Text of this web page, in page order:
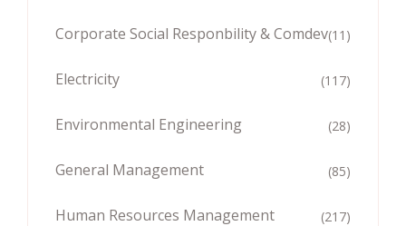
Corporate Social Responbility & Comdev(11)
Electricity (117)
Environmental Engineering (28)
General Management (85)
Human Resources Management (217)